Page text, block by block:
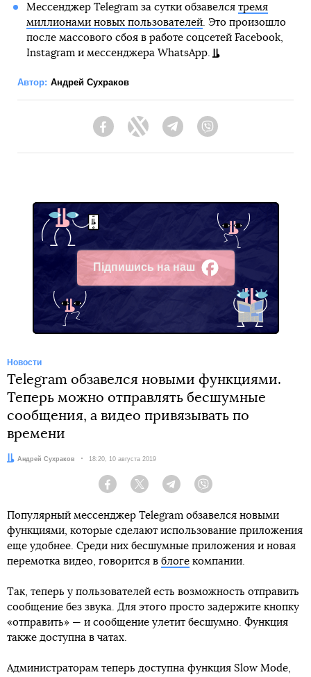
Мессенджер Telegram за сутки обзавелся тремя
миллионами новых пользователей. Это произошло
после массового сбоя в работе соцсетей Facebook,
Instagram и мессенджера WhatsApp.
Автор: Андрей Сухраков
FacebookTwitter Telegram
Підпишись на наш
Facebook
Новости
Telegram обзавелся новыми функциями.
Теперь можно отправлять бесшумные
сообщения, а видео привязывать по
времени
Автор:
Андрей Сухраков Дата:
18:20, 10 августа 2019
Facebook Twitter Telegram
Популярный мессенджер Telegram обзавелся новыми
функциями, которые сделают использование приложения
еще удобнее. Среди них бесшумные приложения и новая
перемотка видео, говорится в блоге компании.
Так, теперь у пользователей есть возможность отправить
сообщение без звука. Для этого просто задержите кнопку
«отправить» — и сообщение улетит бесшумно. Функция
также доступна в чатах.
Администраторам теперь доступна функция Slow Mode,